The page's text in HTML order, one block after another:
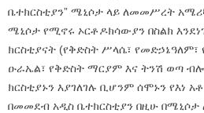
ቤተክርስቲያን” ሜኒሶታ ላይ ለመመሥረት
ሜኒሶታ የሚኖሩ ኦርቶዶክሳውያን በስልክ
ክርስቲያናት (የቅድስት ሥላሴ፣
ዑራኤል፣ የቅድስት ማርያም እና ትንሽ ወጣ ብሎ
ክርስቲያኑን እያገለገሉ ቢሆንም ሰሞኑን የእነ
በመመደብ አዲስ ቤተክርስቲያን በዚሁ በሜኒሶታ